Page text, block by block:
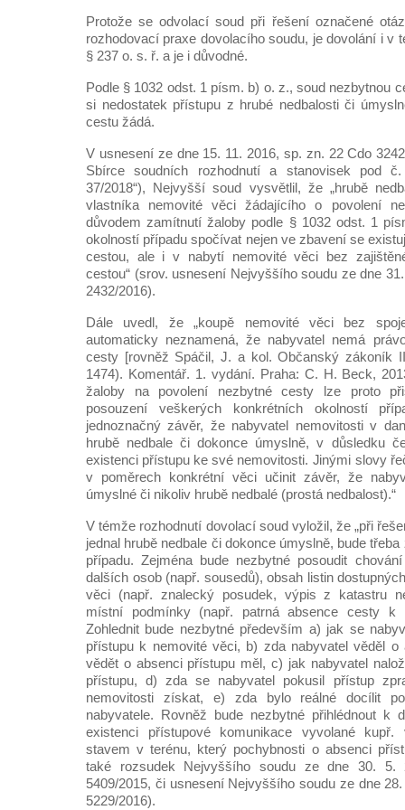
Protože se odvolací soud při řešení označené
rozhodovací praxe dovolacího soudu, je dovolání i v
§ 237 o. s. ř. a je i důvodné.
Podle § 1032 odst. 1 písm. b) o. z., soud nezbytnou
si nedostatek přístupu z hrubé nedbalosti či
cestu žádá.
V usnesení ze dne 15. 11. 2016, sp. zn. 22 Cdo
Sbírce soudních rozhodnutí a stanovisek pod
37/2018“), Nejvyšší soud vysvětlil, že „hrubě
vlastníka nemovité věci žádajícího o povolení
důvodem zamítnutí žaloby podle § 1032 odst. 1
okolností případu spočívat nejen ve zbavení se
cestou, ale i v nabytí nemovité věci bez
cestou“ (srov. usnesení Nejvyššího soudu ze dne
2432/2016).
Dále uvedl, že „koupě nemovité věci bez
automaticky neznamená, že nabyvatel nemá
cesty [rovněž Spáčil, J. a kol. Občanský zákoník
1474). Komentář. 1. vydání. Praha: C. H. Beck,
žaloby na povolení nezbytné cesty lze proto
posouzení veškerých konkrétních okolností
jednoznačný závěr, že nabyvatel nemovitosti v
hrubě nedbale či dokonce úmyslně, v důsledku
existenci přístupu ke své nemovitosti. Jinými slovy
v poměrech konkrétní věci učinit závěr, že
úmyslné či nikoliv hrubě nedbalé (prostá nedbalost).“
V témže rozhodnutí dovolací soud vyložil, že „při
jednal hrubě nedbale či dokonce úmyslně, bude
případu. Zejména bude nezbytné posoudit
dalších osob (např. sousedů), obsah listin
věci (např. znalecký posudek, výpis z katastru
místní podmínky (např. patrná absence cesty k
Zohlednit bude nezbytné především a) jak se
přístupu k nemovité věci, b) zda nabyvatel věděl
vědět o absenci přístupu měl, c) jak nabyvatel
přístupu, d) zda se nabyvatel pokusil přístup
nemovitosti získat, e) zda bylo reálné docílit
nabyvatele. Rovněž bude nezbytné přihlédnout k
existenci přístupové komunikace vyvolané
stavem v terénu, který pochybnosti o absenci
také rozsudek Nejvyššího soudu ze dne 30.
5409/2015, či usnesení Nejvyššího soudu ze dne
5229/2016).